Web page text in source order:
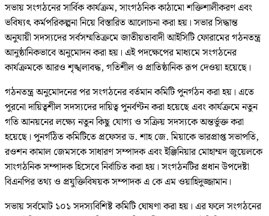
সভায় সংগঠনের সার্বিক কার্যক্রম, সাংগঠনিক কাঠামো শক্তিশালীকরণ এবং
ভবিষ্যৎ কর্মপরিকল্পনা নিয়ে বিস্তারিত আলোচনা করা হয়। সভার সিদ্ধান্ত
অনুযায়ী সদস্যদের সর্বসম্মতিক্রমে জাতীয়তাবাদী আইসিটি ফোরামের গঠনতন্ত্র
আনুষ্ঠানিকভাবে অনুমোদন করা হয়। এই পদক্ষেপের মাধ্যমে সংগঠনের
কার্যক্রমকে আরও শৃঙ্খলাবদ্ধ, গতিশীল ও প্রাতিষ্ঠানিক রূপ দেওয়া হয়েছে।
গঠনতন্ত্র অনুমোদনের পর সংগঠনের বর্তমান কমিটি পুনর্গঠন করা হয়। এতে
পুরনো দায়িত্বশীল সদস্যদের দায়িত্ব পুনর্বণ্টন করা হয়েছে এবং কার্যক্রমে নতুন
গতি আনয়নের লক্ষ্যে নতুন কিছু যোগ্য ও সক্রিয় সদস্যকে অন্তর্ভুক্ত করা
হয়েছে। পুনর্গঠিত কমিটিতে প্রফেসর ড. শাহ জে. মিয়াকে ভারপ্রাপ্ত সভাপতি,
রওশন কামাল জেমসকে সাধারণ সম্পাদক এবং ইঞ্জিনিয়ার মোহাম্মদ জুয়েলকে
সাংগঠনিক সম্পাদক হিসেবে নির্বাচিত করা হয়। সংগঠনটির প্রধান উপদেষ্টা
বিএনপির তথ্য ও প্রযুক্তিবিষয়ক সম্পাদক এ কে এম ওয়াহিদুজ্জামান।
সভায় সর্বমোট ১০১ সদস্যবিশিষ্ট কমিটি ঘোষণা করা হয়। এর ফলে সংগঠনের